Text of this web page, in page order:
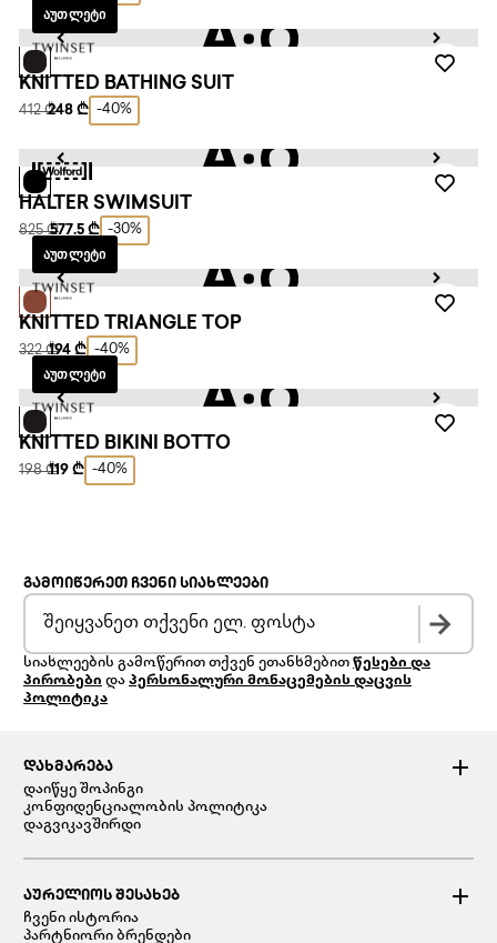
ᲐᲣᲗᲚᲔᲢᲘ
KNITTED BATHING SUIT
412 ₾248 ₾ -40%
HALTER SWIMSUIT
825 ₾577.5 ₾ -30%
ᲐᲣᲗᲚᲔᲢᲘ
KNITTED TRIANGLE TOP
322 ₾194 ₾ -40%
ᲐᲣᲗᲚᲔᲢᲘ
KNITTED BIKINI BOTTO
198 ₾119 ₾ -40%
ᲓᲐᲮᲛᲐᲠᲔᲑᲐ
დაიწყე შოპინგი
კონფიდენციალობის პოლიტიკა
დაგვიკავშირდი
ᲐᲣᲠᲔᲚᲘᲝᲡ ᲨᲔᲡᲐᲮᲔᲑ
ჩვენი ისტორია
პარტნიორი ბრენდები
ᲒᲐᲛᲝᲘᲬᲔᲠᲔᲗ ᲩᲕᲔᲜᲘ ᲡᲘᲐᲮᲚᲔᲔᲑᲘ
სიახლეების გამოწერით თქვენ ეთანხმებით წესები და
პირობები და პერსონალური მონაცემების დაცვის
პოლიტიკა